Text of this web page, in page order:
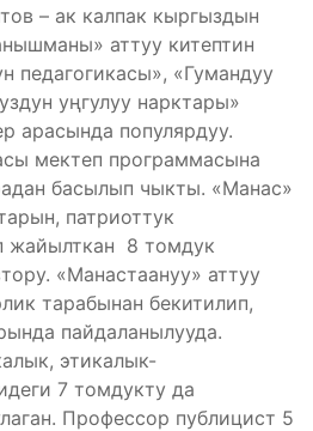
– ак калпак кыргыздын
аттуу китептин
педагогикасы», «Гумандуу
уңгулуу нарктары»
арасында популярдуу.
мектеп программасына
басылып чыкты. «Манас»
патриоттук
жайылткан 8 томдук
«Манастаануу» аттуу
тарабынан бекитилип,
пайдаланылууда.
этикалык-
7 томдукту да
Профессор публицист 5